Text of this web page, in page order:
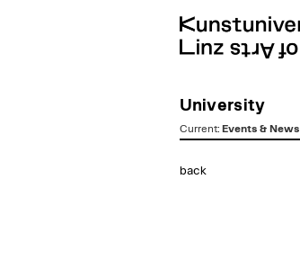
University
Current: Events & News
back